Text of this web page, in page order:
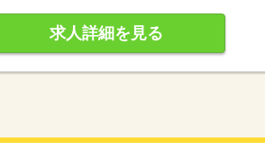
求人詳細を見る